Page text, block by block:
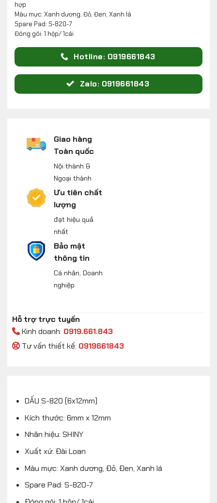
hợp
Màu mực: Xanh dương, Đỏ, Đen, Xanh lá
Spare Pad: S-820-7
Đóng gói: 1 hộp/ 1cái
Hotline: 0919661843
Zalo: 0919661843
Giao hàng
Toàn quốc
Nội thành &
Ngoại thành
Ưu tiên chất
lượng
đạt hiệu quả
nhất
Bảo mật
thông tin
Cá nhân, Doanh
nghiệp
Hỗ trợ trực tuyến
Kinh doanh: 0919.661.843
Tư vấn thiết kế: 0919661843
DẤU S-820 (6x12mm)
Kích thước: 6mm x 12mm
Nhãn hiệu: SHINY
Xuất xứ: Đài Loan
Màu mực: Xanh dương, Đỏ, Đen, Xanh lá
Spare Pad: S-820-7